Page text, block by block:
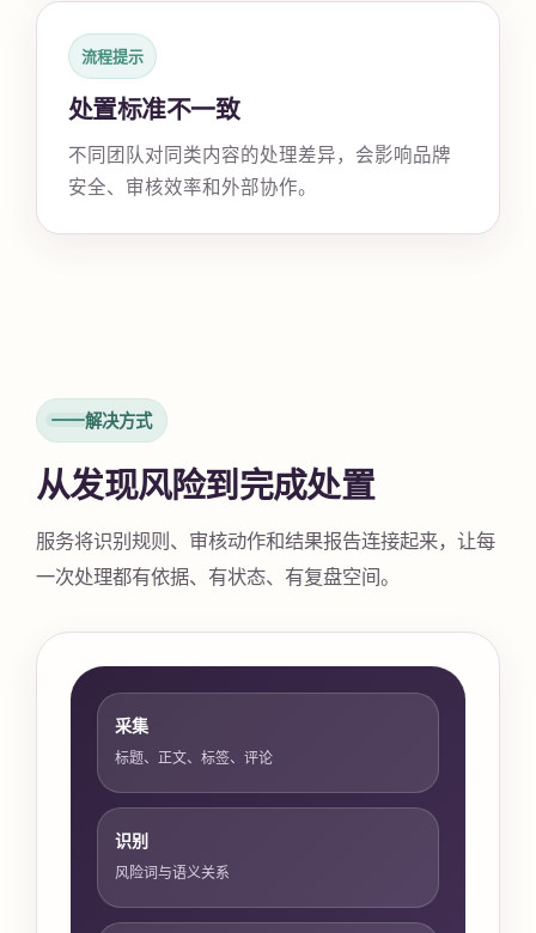
流程提示
处置标准不一致
不同团队对同类内容的处理差异，会影响品牌
安全、审核效率和外部协作。
解决方式
从发现风险到完成处置
服务将识别规则、审核动作和结果报告连接起来，让每
一次处理都有依据、有状态、有复盘空间。
采集
标题、正文、标签、评论
识别
风险词与语义关系